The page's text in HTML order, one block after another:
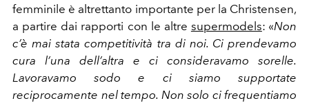
femminile è altrettanto importante per la Christensen,
a partire dai rapporti con le altre supermodels: «Non
c’è mai stata competitività tra di noi. Ci prendevamo
cura l’una dell’altra e ci consideravamo sorelle.
Lavoravamo sodo e ci siamo supportate
reciprocamente nel tempo. Non solo ci frequentiamo